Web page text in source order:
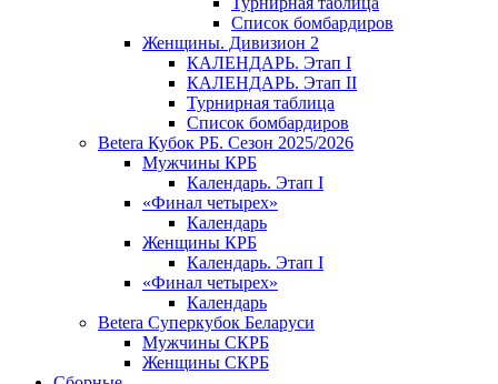
Список бомбардиров
Женщины. Дивизион 2
КАЛЕНДАРЬ. Этап I
КАЛЕНДАРЬ. Этап II
Турнирная таблица
Список бомбардиров
Betera Кубок РБ. Сезон 2025/2026
Мужчины КРБ
Календарь. Этап I
«Финал четырех»
Календарь
Женщины КРБ
Календарь. Этап I
«Финал четырех»
Календарь
Betera Суперкубок Беларуси
Мужчины СКРБ
Женщины СКРБ